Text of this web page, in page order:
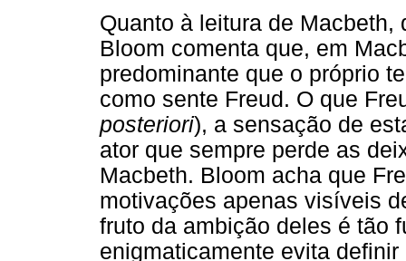
Quanto à leitura de
Bloom comenta que, em
predominante que o próprio
como sente Freud. O que
posteriori), a sensação de
ator que sempre perde as
Macbeth. Bloom acha que
motivações apenas visíveis
fruto da ambição deles é tão
enigmaticamente evita